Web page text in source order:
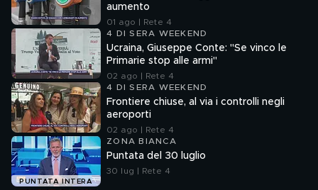
aumento
01 ago | Rete 4
4 DI SERA WEEKEND
Ucraina, Giuseppe Conte: "Se vinco le
Primarie stop alle armi"
02 ago | Rete 4
4 DI SERA WEEKEND
Frontiere chiuse, al via i controlli negli
aeroporti
02 ago | Rete 4
PUNTATA INTERA
ZONA BIANCA
Puntata del 30 luglio
30 lug | Rete 4